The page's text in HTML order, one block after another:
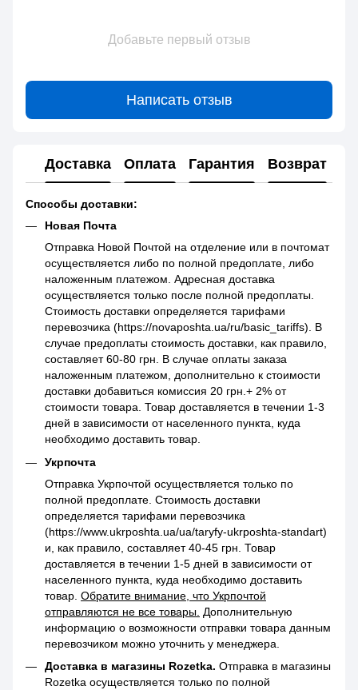
Добавьте первый отзыв
Написать отзыв
Доставка Оплата Гарантия Возврат
Способы доставки:
Новая Почта
Отправка Новой Почтой на отделение или в почтомат
осуществляется либо по полной предоплате, либо
наложенным платежом. Адресная доставка
осуществляется только после полной предоплаты.
Стоимость доставки определяется тарифами
перевозчика (https://novaposhta.ua/ru/basic_tariffs). В
случае предоплаты стоимость доставки, как правило,
составляет 60-80 грн. В случае оплаты заказа
наложенным платежом, дополнительно к стоимости
доставки добавиться комиссия 20 грн.+ 2% от
стоимости товара. Товар доставляется в течении 1-3
дней в зависимости от населенного пункта, куда
необходимо доставить товар.
Укрпочта
Отправка Укрпочтой осуществляется только по
полной предоплате. Стоимость доставки
определяется тарифами перевозчика
(https://www.ukrposhta.ua/ua/taryfy-ukrposhta-standart)
и, как правило, составляет 40-45 грн. Товар
доставляется в течении 1-5 дней в зависимости от
населенного пункта, куда необходимо доставить
товар. Обратите внимание, что Укрпочтой
отправляются не все товары. Дополнительную
информацию о возможности отправки товара данным
перевозчиком можно уточнить у менеджера.
Доставка в магазины Rozetka. Отправка в магазины
Rozetka осуществляется только по полной